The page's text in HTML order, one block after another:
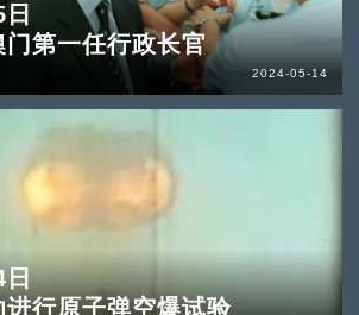
第一任行政长官
2024-05-14
日
行原子弹空爆试验